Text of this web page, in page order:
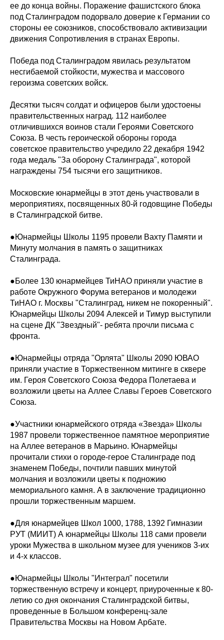
ее до конца войны. Поражение фашистского блока
под Сталинградом подорвало доверие к Германии со
стороны ее союзников, способствовало активизации
движения Сопротивления в странах Европы.
Победа под Сталинградом явилась результатом
несгибаемой стойкости, мужества и массового
героизма советских войск.
Десятки тысяч солдат и офицеров были удостоены
правительственных наград. 112 наиболее
отличившихся воинов стали Героями Советского
Союза. В честь героической обороны города
советское правительство учредило 22 декабря 1942
года медаль "За оборону Сталинграда", которой
награждены 754 тысячи его защитников.
Московские юнармейцы в этот день участвовали в
мероприятиях, посвященных 80-й годовщине Победы
в Сталинградской битве.
●Юнармейцы Школы 1195 провели Вахту Памяти и
Минуту молчания в память о защитниках
Сталинграда.
●Более 130 юнармейцев ТиНАО приняли участие в
работе Окружного Форума ветеранов и молодежи
ТиНАО г. Москвы "Сталинград, никем не покоренный".
Юнармейцы Школы 2094 Алексей и Тимур выступили
на сцене ДК "Звездный"- ребята прочли письма с
фронта.
●Юнармейцы отряда "Орлята" Школы 2090 ЮВАО
приняли участие в Торжественном митинге в сквере
им. Героя Советского Союза Федора Полетаева и
возложили цветы на Аллее Славы Героев Советского
Союза.
●Участники юнармейского отряда «Звезда» Школы
1987 провели торжественное памятное мероприятие
на Аллее ветеранов в Марьино. Юнармейцы
прочитали стихи о городе-герое Сталинграде под
знаменем Победы, почтили павших минутой
молчания и возложили цветы к подножию
мемориального камня. А в заключение традиционно
прошли торжественным маршем.
●Для юнармейцев Школ 1000, 1788, 1392 Гимназии
РУТ (МИИТ) А юнармейцы Школы 118 сами провели
уроки Мужества в школьном музее для учеников 3-их
и 4-х классов.
●Юнармейцы Школы "Интеграл" посетили
торжественную встречу и концерт, приуроченные к 80-
летию со дня окончания Сталинградской битвы,
проведенные в Большом конференц-зале
Правительства Москвы на Новом Арбате.